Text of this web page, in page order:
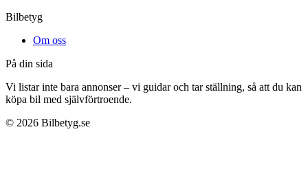
Bilbetyg
Om oss
På din sida
Vi listar inte bara annonser – vi guidar och tar ställning, så att du kan
köpa bil med självförtroende.
© 2026 Bilbetyg.se